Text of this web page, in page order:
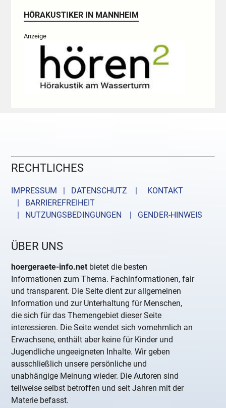
HÖRAKUSTIKER IN MANNHEIM
Anzeige
RECHTLICHES
IMPRESSUM | DATENSCHUTZ |
KONTAKT
| BARRIEREFREIHEIT
| NUTZUNGSBEDINGUNGEN
| GENDER-HINWEIS
ÜBER UNS
hoergeraete-info.net bietet die besten
Informationen zum Thema. Fachinformationen, fair
und transparent. Die Seite dient zur allgemeinen
Information und zur Unterhaltung für Menschen,
die sich für das Themengebiet dieser Seite
interessieren. Die Seite wendet sich vornehmlich an
Erwachsene, enthält aber keine für Kinder und
Jugendliche ungeeigneten Inhalte. Wir geben
ausschließlich unsere persönliche und
unabhängige Meinung wieder. Die Autoren sind
teilweise selbst betroffen und seit Jahren mit der
Materie befasst.